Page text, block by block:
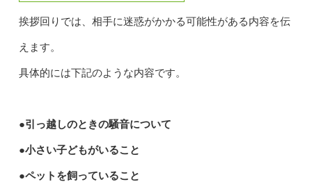
挨拶回りでは、相手に迷惑がかかる可能性がある内容を伝
えます。
具体的には下記のような内容です。
●引っ越しのときの騒音について
●小さい子どもがいること
●ペットを飼っていること